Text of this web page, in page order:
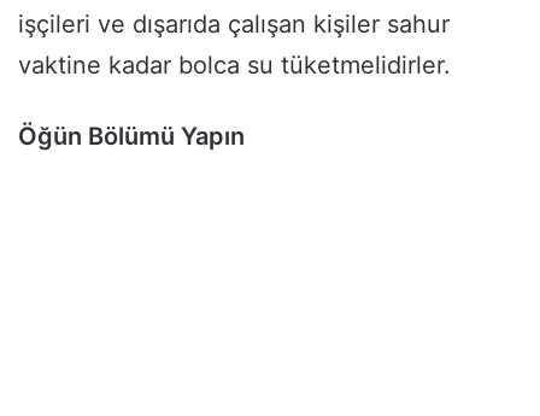
işçileri ve dışarıda çalışan kişiler sahur
vaktine kadar bolca su tüketmelidirler.
Öğün Bölümü Yapın